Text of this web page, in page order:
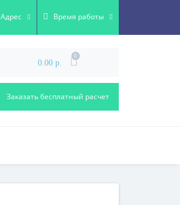
Адрес Время работы
0.00 р.
0
Заказать бесплатный расчет